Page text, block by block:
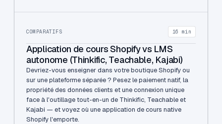
COMPARATIFS 16 min
Application de cours Shopify vs LMS
autonome (Thinkific, Teachable, Kajabi)
Devriez-vous enseigner dans votre boutique Shopify ou
sur une plateforme séparée ? Pesez le paiement natif, la
propriété des données clients et une connexion unique
face à l'outillage tout-en-un de Thinkific, Teachable et
Kajabi — et voyez où une application de cours native
Shopify l'emporte.